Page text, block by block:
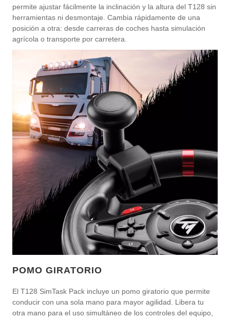
permite ajustar fácilmente la inclinación y la altura del T128 sin
herramientas ni desmontaje. Cambia rápidamente de una
posición a otra: desde carreras de coches hasta simulación
agrícola o transporte por carretera.
POMO GIRATORIO
El T128 SimTask Pack incluye un pomo giratorio que permite
conducir con una sola mano para mayor agilidad. Libera tu
otra mano para el uso simultáneo de los controles del equipo,